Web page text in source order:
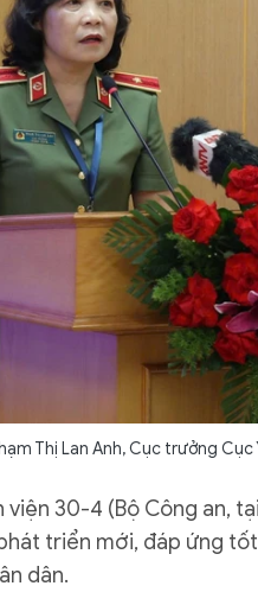
Thị Lan Anh, Cục trưởng
viện 30-4 (Bộ Công an,
triển mới, đáp ứng
dân.